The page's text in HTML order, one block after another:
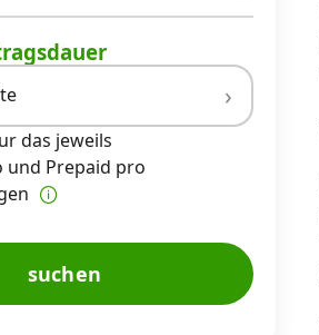
das jeweils
und Prepaid pro
suchen